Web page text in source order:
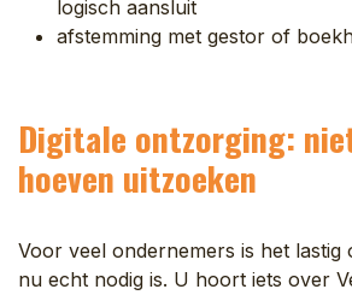
logisch aansluit
afstemming met gestor of
Digitale ontzorging:
hoeven uitzoeken
Voor veel ondernemers is het lastig
nu echt nodig is. U hoort iets over